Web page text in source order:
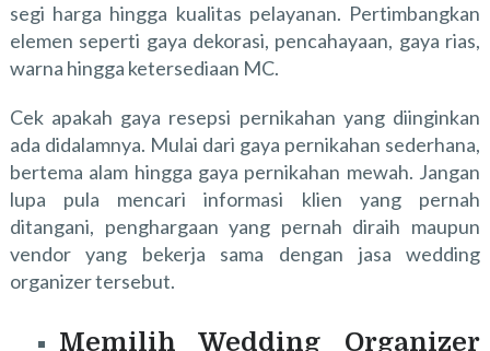
segi harga hingga kualitas pelayanan. Pertimbangkan
elemen seperti gaya dekorasi, pencahayaan, gaya rias,
warna hingga ketersediaan MC.
Cek apakah gaya resepsi pernikahan yang diinginkan
ada didalamnya. Mulai dari gaya pernikahan sederhana,
bertema alam hingga gaya pernikahan mewah. Jangan
lupa pula mencari informasi klien yang pernah
ditangani, penghargaan yang pernah diraih maupun
vendor yang bekerja sama dengan jasa wedding
organizer tersebut.
Memilih Wedding Organizer